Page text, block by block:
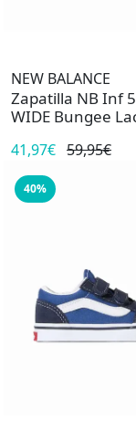
NEW BALANCE
Zapatilla NB Inf
WIDE Bungee
41,97€ 59,95€
40%